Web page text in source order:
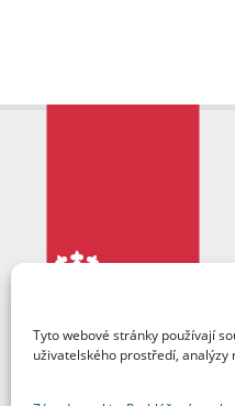
Tyto webové stránky používají
uživatelského prostředí,